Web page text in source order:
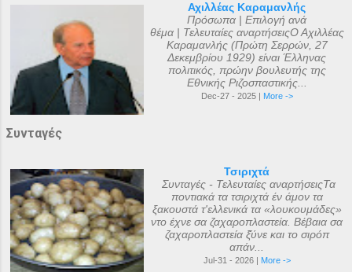
Αχιλλέας Καραμανλής
Πρόσωπα | Επιλογή ανά
θέμα | Τελευταίες αναρτήσειςΟ Αχιλλέας
Καραμανλής (Πρώτη Σερρών, 27
Δεκεμβρίου 1929) είναι Έλληνας
πολιτικός, πρώην βουλευτής της
Εθνικής Ριζοσπαστικής...
Dec-27 - 2025 | More ->
Συνταγές
Τσιριχτά
Συνταγές - Τελευταίες αναρτήσειςΤα
ποντιακά τα τσιριχτά έν άμον τα
ξακουστά τ'ελλενικά τα «λουκουμάδες»
ντο έχνε σα ζαχαροπλαστεία. Βέβαια σα
ζαχαροπλαστεία ξ̌ύνε και το σιρόπ
απάν...
Jul-31 - 2026 | More ->